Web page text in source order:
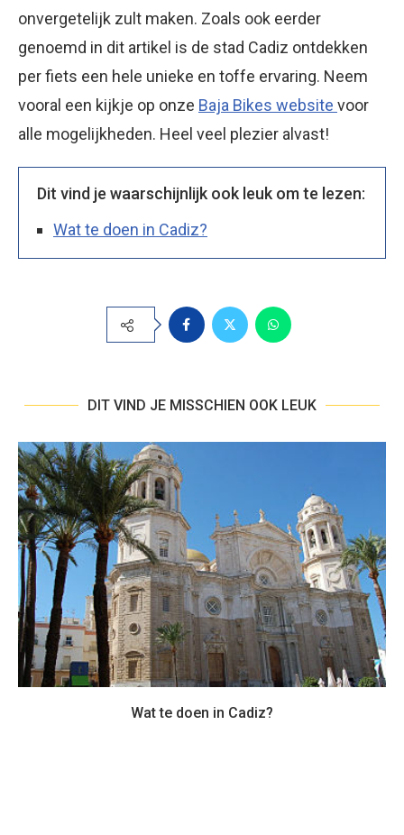
onvergetelijk zult maken. Zoals ook eerder
genoemd in dit artikel is de stad Cadiz ontdekken
per fiets een hele unieke en toffe ervaring. Neem
vooral een kijkje op onze Baja Bikes website voor
alle mogelijkheden. Heel veel plezier alvast!
Dit vind je waarschijnlijk ook leuk om te lezen:
Wat te doen in Cadiz?
DIT VIND JE MISSCHIEN OOK LEUK
Wat te doen in Cadiz?